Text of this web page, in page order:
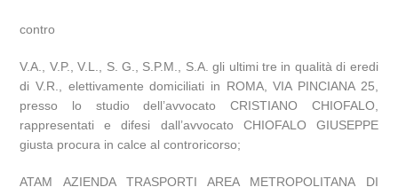
contro
V.A., V.P., V.L., S. G., S.P.M., S.A. gli ultimi tre in qualità di eredi
di V.R., elettivamente domiciliati in ROMA, VIA PINCIANA 25,
presso lo studio dell’avvocato CRISTIANO CHIOFALO,
rappresentati e difesi dall’avvocato CHIOFALO GIUSEPPE
giusta procura in calce al controricorso;
ATAM AZIENDA TRASPORTI AREA METROPOLITANA DI